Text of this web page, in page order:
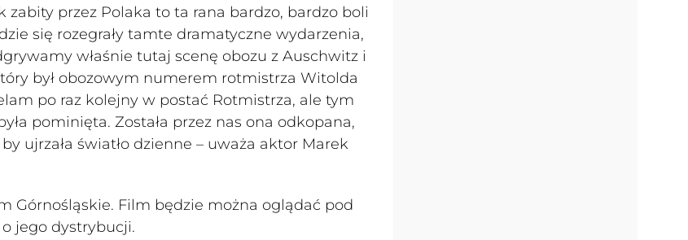
przez Polaka to ta rana bardzo, bardzo boli
się rozegrały tamte dramatyczne wydarzenia,
właśnie tutaj scenę obozu z Auschwitz i
był obozowym numerem rotmistrza Witolda
po raz kolejny w postać Rotmistrza, ale tym
pominięta. Została przez nas ona odkopana,
ujrzała światło dzienne – uważa aktor Marek
Górnośląskie. Film będzie można oglądać pod
o jego dystrybucji.